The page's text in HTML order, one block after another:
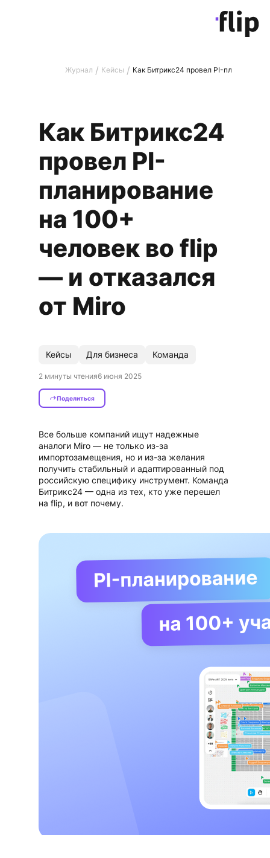
Журнал / Кейсы / Как Битрикс24 провел PI-
Как Битрикс24
провел PI-
планирование
на 100+
человек во flip
— и отказался
от Miro
Кейсы Для бизнеса Команда
2 минуты чтения6 июня 2025
Поделиться
Все больше компаний ищут надежные
аналоги Miro — не только из-за
импортозамещения, но и из-за желания
получить стабильный и адаптированный под
российскую специфику инструмент. Команда
Битрикс24 — одна из тех, кто уже перешел
на flip, и вот почему.